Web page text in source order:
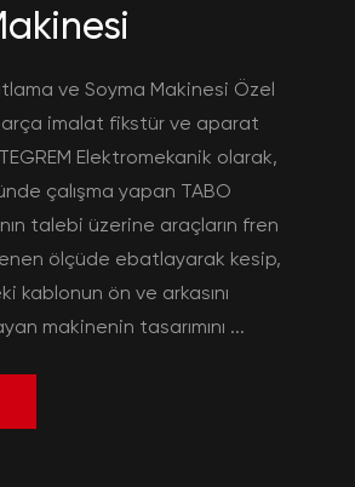
ve Soyma Makinesi Özel
imalat fikstür ve aparat
Elektromekanik olarak,
çalışma yapan TABO
talebi üzerine araçların fren
ölçüde ebatlayarak kesip,
kablonun ön ve arkasını
makinenin tasarımını ...